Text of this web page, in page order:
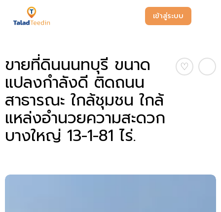
เข้าสู่ระบบ
ขายที่ดินนนทบุรี ขนาด
แปลงกำลังดี ติดถนน
สาธารณะ ใกล้ชุมชน ใกล้
แหล่งอำนวยความสะดวก
บางใหญ่ 13-1-81 ไร่.
♡